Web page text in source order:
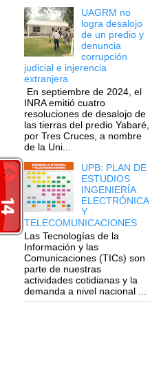
UAGRM no
logra desalojo
de un predio y
denuncia
corrupción
judicial e injerencia
extranjera
En septiembre de 2024, el
INRA emitió cuatro
resoluciones de desalojo de
las tierras del predio Yabaré,
por Tres Cruces, a nombre
de la Uni...
UPB: PLAN DE
ESTUDIOS
INGENIERÍA
ELECTRÓNICA
Y
TELECOMUNICACIONES
Las Tecnologías de la
Información y las
Comunicaciones (TICs) son
parte de nuestras
actividades cotidianas y la
demanda a nivel nacional ...